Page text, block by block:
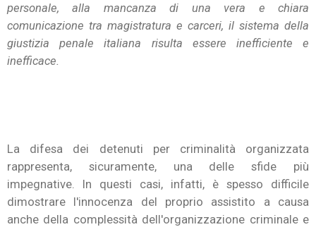
personale, alla mancanza di una vera e chiara
comunicazione tra magistratura e carceri, il sistema della
giustizia penale italiana risulta essere inefficiente e
inefficace.
La difesa dei detenuti per criminalità organizzata
rappresenta, sicuramente, una delle sfide più
impegnative. In questi casi, infatti, è spesso difficile
dimostrare l'innocenza del proprio assistito a causa
anche della complessità dell'organizzazione criminale e